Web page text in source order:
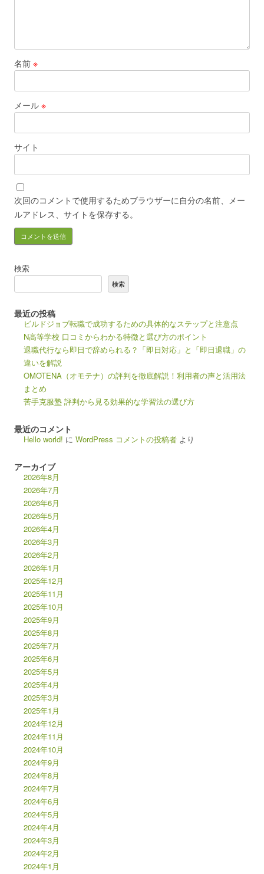
名前 ※
メール ※
サイト
次回のコメントで使用するためブラウザーに自分の名前、メー
ルアドレス、サイトを保存する。
検索
検索
最近の投稿
ビルドジョブ転職で成功するための具体的なステップと注意点
N高等学校 口コミからわかる特徴と選び方のポイント
退職代行なら即日で辞められる？「即日対応」と「即日退職」の
違いを解説
OMOTENA（オモテナ）の評判を徹底解説！利用者の声と活用法
まとめ
苦手克服塾 評判から見る効果的な学習法の選び方
最近のコメント
Hello world! に WordPress コメントの投稿者 より
アーカイブ
2026年8月
2026年7月
2026年6月
2026年5月
2026年4月
2026年3月
2026年2月
2026年1月
2025年12月
2025年11月
2025年10月
2025年9月
2025年8月
2025年7月
2025年6月
2025年5月
2025年4月
2025年3月
2025年1月
2024年12月
2024年11月
2024年10月
2024年9月
2024年8月
2024年7月
2024年6月
2024年5月
2024年4月
2024年3月
2024年2月
2024年1月